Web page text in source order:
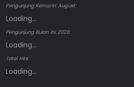
Pengunjung Kemarin: August:
Loading...
Pengunjung Bulan ini: 2026:
Loading...
Total Hits:
Loading...